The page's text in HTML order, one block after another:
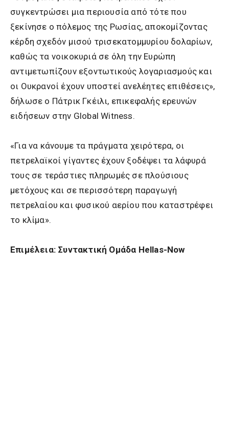
συγκεντρώσει μια περιουσία από τότε που
ξεκίνησε ο πόλεμος της Ρωσίας, αποκομίζοντας
κέρδη σχεδόν μισού τρισεκατομμυρίου δολαρίων,
καθώς τα νοικοκυριά σε όλη την Ευρώπη
αντιμετωπίζουν εξοντωτικούς λογαριασμούς και
οι Ουκρανοί έχουν υποστεί ανελέητες επιθέσεις»,
δήλωσε ο Πάτρικ Γκέιλι, επικεφαλής ερευνών
ειδήσεων στην Global Witness.
«Για να κάνουμε τα πράγματα χειρότερα, οι
πετρελαϊκοί γίγαντες έχουν ξοδέψει τα λάφυρά
τους σε τεράστιες πληρωμές σε πλούσιους
μετόχους και σε περισσότερη παραγωγή
πετρελαίου και φυσικού αερίου που καταστρέφει
το κλίμα».
Επιμέλεια: Συντακτική Ομάδα Hellas-Now